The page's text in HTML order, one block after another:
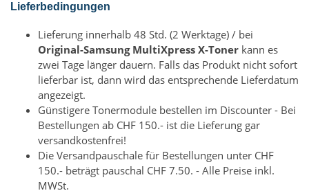
Lieferbedingungen
Lieferung innerhalb 48 Std. (2 Werktage) / bei
Original-Samsung MultiXpress X-Toner kann es
zwei Tage länger dauern. Falls das Produkt nicht sofort
lieferbar ist, dann wird das entsprechende Lieferdatum
angezeigt.
Günstigere Tonermodule bestellen im Discounter - Bei
Bestellungen ab CHF 150.- ist die Lieferung gar
versandkostenfrei!
Die Versandpauschale für Bestellungen unter CHF
150.- beträgt pauschal CHF 7.50. - Alle Preise inkl.
MWSt.